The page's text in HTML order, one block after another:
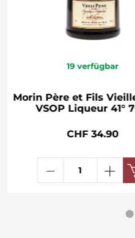
19 verfügbar
Morin Père et Fils
VSOP Liqueur 41°
CHF 34.90